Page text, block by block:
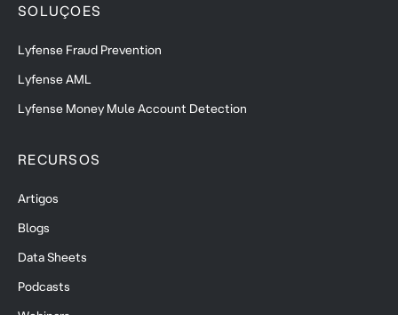
SOLUÇOES
Lyfense Fraud Prevention
Lyfense AML
Lyfense Money Mule Account Detection
RECURSOS
Artigos
Blogs
Data Sheets
Podcasts